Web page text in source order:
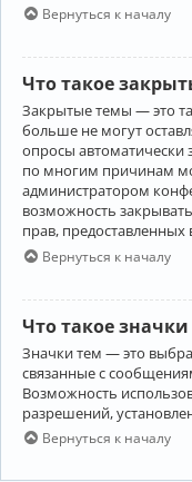
Вернуться к началу
Что такое
Закрытые темы — это
больше не могут
опросы
по многим причинам
администратором
возможность
прав,
Вернуться к началу
Что такое
Значки тем — это
связанные с
Возможность
разрешений,
Вернуться к началу